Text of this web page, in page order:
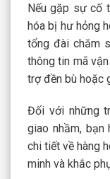
Nếu gặp sự cố
hóa bị hư hỏng
tổng đài chăm
thông tin mã
trợ đền bù hoặc
Đối với những
giao nhầm, bạn
chi tiết về hàng
minh và khắc